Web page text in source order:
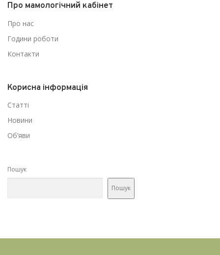
ц
і
я
з
а
а
п
и
с
а
Про мамологічний кабінет
Про нас
Години роботи
Контакти
Корисна інформація
Статті
Новини
Об’яви
Пошук
Пошук